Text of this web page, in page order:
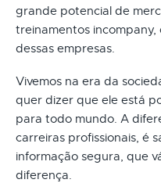
grande potencial de
treinamentos
dessas empresas.
Vivemos na era da
quer dizer que ele está
para todo mundo. A
carreiras profissionais, é
informação segura, que
diferença.